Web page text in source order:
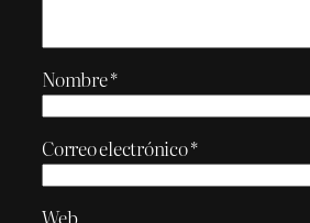
Nombre*
Correo electrónico*
Web